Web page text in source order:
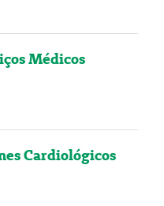
Médicos
Cardiológicos